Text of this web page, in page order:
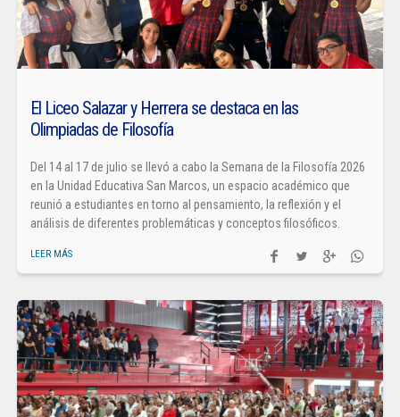
El Liceo Salazar y Herrera se destaca en las
Olimpiadas de Filosofía
Del 14 al 17 de julio se llevó a cabo la Semana de la Filosofía 2026
en la Unidad Educativa San Marcos, un espacio académico que
reunió a estudiantes en torno al pensamiento, la reflexión y el
análisis de diferentes problemáticas y conceptos filosóficos.
LEER MÁS